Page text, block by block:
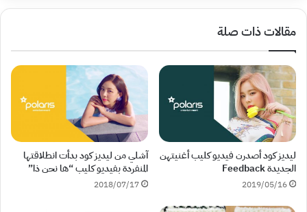
مقالات ذات صلة
ليديز كود أصدرن فيديو كليب أغنيتهن
الجديدة Feedback
2019/05/16
آشلي من ليديز كود بدأت انطلاقتها
المنفردة بفيديو كليب “ها نحن ذا”
2018/07/17